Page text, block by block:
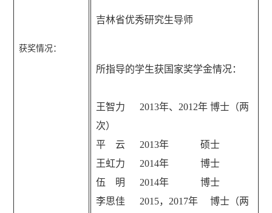
获奖情况：
吉林省优秀研究生导师
所指导的学生获国家奖学金情况：
王智力 2013年、 2012年 博士（两
次）
平 云
2013年 硕士
王虹力
2014年 博士
伍 明
2014年 博士
李思佳
2015， 2017年 博士（两